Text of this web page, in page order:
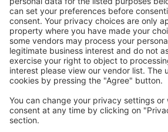
Economiseşte mai mult
Prețuri atractive și oferte
conectați.
Cazarea preferată
Alege din peste 1,3 mil. de opţiuni: